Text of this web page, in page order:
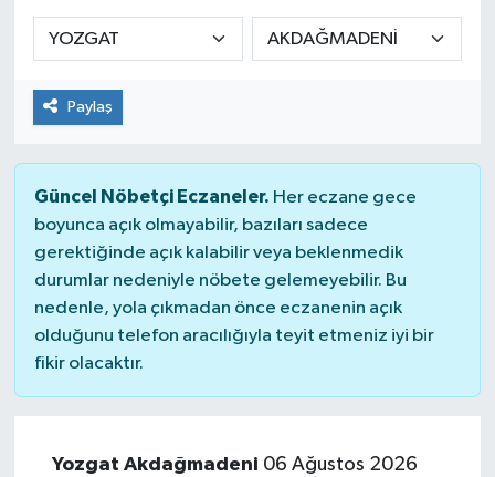
Paylaş
Güncel Nöbetçi Eczaneler. Her eczane gece
boyunca açık olmayabilir, bazıları sadece
gerektiğinde açık kalabilir veya beklenmedik
durumlar nedeniyle nöbete gelemeyebilir. Bu
nedenle, yola çıkmadan önce eczanenin açık
olduğunu telefon aracılığıyla teyit etmeniz iyi bir
fikir olacaktır.
Yozgat Akdağmadeni 06 Ağustos 2026
KADIN
KULTUR-SANAT
MEDYA
OTOMOBİL
ÖZEL HABER